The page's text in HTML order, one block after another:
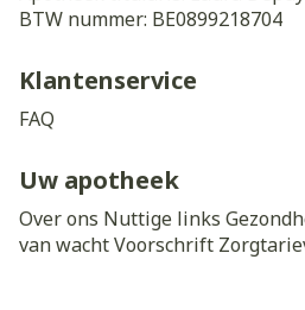
BTW nummer: BE0899218704
Klantenservice
FAQ
Uw apotheek
Over ons Nuttige links
van wachtVoorschrift